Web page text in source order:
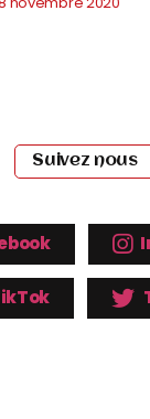
Suivez nous